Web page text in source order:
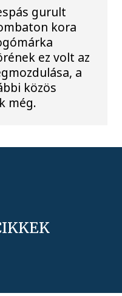
gurult
kora
ez volt az
a
közös
még.